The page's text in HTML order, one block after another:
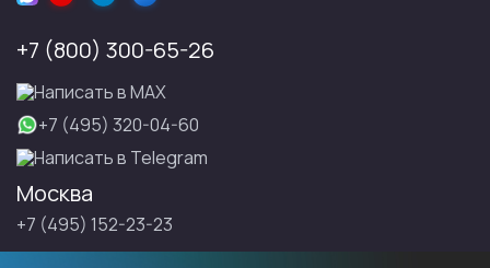
+7 (800) 300-65-26
Написать в МАХ
+7 (495) 320-04-60
Написать в Telegram
Москва
+7 (495) 152-23-23
Санкт-Петербург